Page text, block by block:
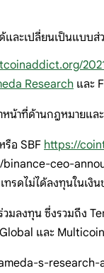
และเปลี่ยนเป็นแบบ
Research และ
หน้าที่ด้านกฎหมายแ
รือ SBF https://
/binance-ceo-
ทรดไม่ได้ลงทุนในเงิ
วมลงทุน ซึ่งรวมถึง
และ
s-